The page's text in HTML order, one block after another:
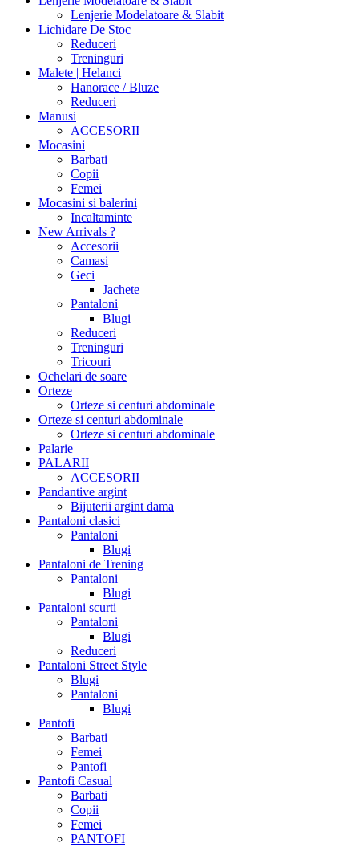
Lenjerie Modelatoare & Slabit
Lichidare De Stoc
Reduceri
Treninguri
Malete | Helanci
Hanorace / Bluze
Reduceri
Manusi
ACCESORII
Mocasini
Barbati
Copii
Femei
Mocasini si balerini
Incaltaminte
New Arrivals ?
Accesorii
Camasi
Geci
Jachete
Pantaloni
Blugi
Reduceri
Treninguri
Tricouri
Ochelari de soare
Orteze
Orteze si centuri abdominale
Orteze si centuri abdominale
Orteze si centuri abdominale
Palarie
PALARII
ACCESORII
Pandantive argint
Bijuterii argint dama
Pantaloni clasici
Pantaloni
Blugi
Pantaloni de Trening
Pantaloni
Blugi
Pantaloni scurti
Pantaloni
Blugi
Reduceri
Pantaloni Street Style
Blugi
Pantaloni
Blugi
Pantofi
Barbati
Femei
Pantofi
Pantofi Casual
Barbati
Copii
Femei
PANTOFI